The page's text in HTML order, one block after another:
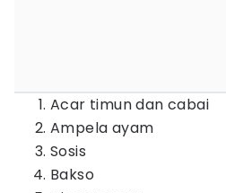
Acar timun dan cabai
Ampela ayam
Sosis
Bakso